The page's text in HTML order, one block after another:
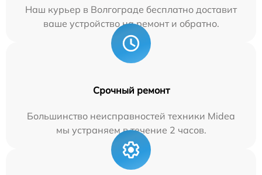
Наш курьер в Волгограде бесплатно доставит
ваше устройство на ремонт и обратно.
Срочный ремонт
Большинство неисправностей техники Midea
мы устраняем в течение 2 часов.